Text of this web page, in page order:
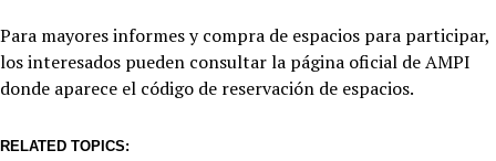
Para mayores informes y compra de espacios para participar,
los interesados pueden consultar la página oficial de AMPI
donde aparece el código de reservación de espacios.
RELATED TOPICS: